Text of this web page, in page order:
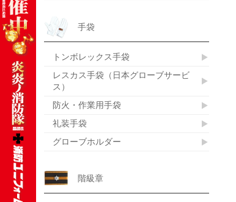
手袋
トンボレックス手袋
レスカス手袋（日本グローブサービ
ス）
防火・作業用手袋
礼装手袋
グローブホルダー
階級章